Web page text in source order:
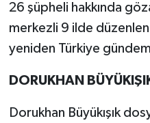
26 şüpheli hakkında
merkezli 9 ilde
yeniden Türkiye
DORUKHAN
Dorukhan Büyükışık